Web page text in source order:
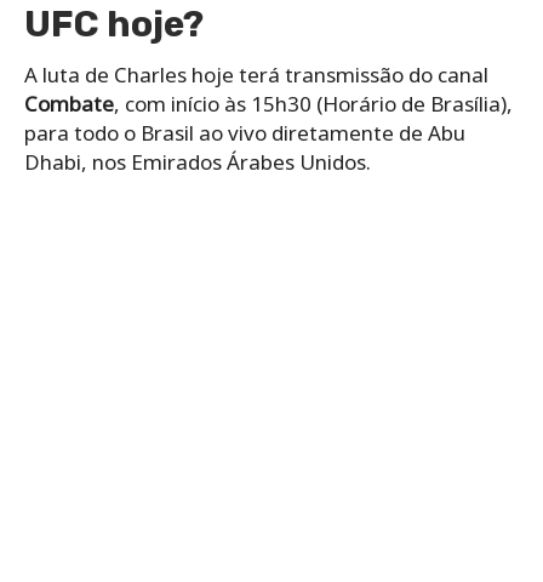
UFC hoje?
A luta de Charles hoje terá transmissão do canal
Combate, com início às 15h30 (Horário de Brasília),
para todo o Brasil ao vivo diretamente de Abu
Dhabi, nos Emirados Árabes Unidos.